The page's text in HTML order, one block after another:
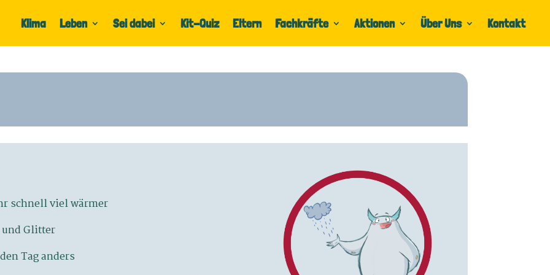
Klima Leben Sei dabei Kit-Quiz Eltern Fachkräfte Aktionen Über Uns Kontakt